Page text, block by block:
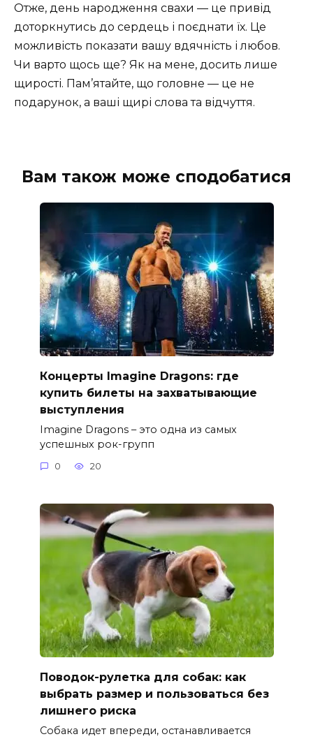
Отже, день народження свахи — це привід
доторкнутись до сердець і поєднати їх. Це
можливість показати вашу вдячність і любов.
Чи варто щось ще? Як на мене, досить лише
щирості. Пам’ятайте, що головне — це не
подарунок, а ваші щирі слова та відчуття.
Вам також може сподобатися
Концерты Imagine Dragons: где
купить билеты на захватывающие
выступления
Imagine Dragons – это одна из самых
успешных рок-групп
0 20
Поводок-рулетка для собак: как
выбрать размер и пользоваться без
лишнего риска
Собака идет впереди, останавливается